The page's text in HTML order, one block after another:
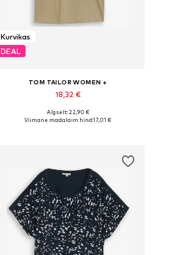
Kurvikas
DEAL
TOM TAILOR WOMEN +
18,32 €
Saadaolevad suurused: 6XL
Algselt: 22,90 €
Viimane madalaim hind:17,01 €